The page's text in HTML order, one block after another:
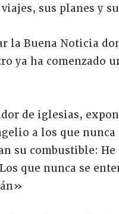
sus planes y
la Buena Noticia
ya ha comenzado
de iglesias,
a los que nunca
su combustible:
que nunca se